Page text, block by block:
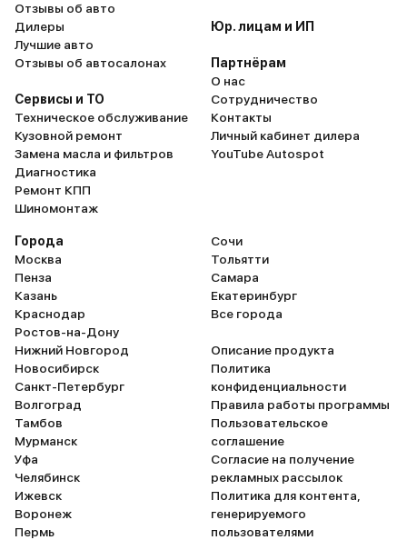
Отзывы об авто
Дилеры
Лучшие авто
Отзывы об автосалонах
Сервисы и ТО
Техническое обслуживание
Кузовной ремонт
Замена масла и фильтров
Диагностика
Ремонт КПП
Шиномонтаж
Юр. лицам и ИП
Партнёрам
О нас
Сотрудничество
Контакты
Личный кабинет дилера
YouTube Autospot
Города
Москва
Пенза
Казань
Краснодар
Ростов-на-Дону
Нижний Новгород
Новосибирск
Санкт-Петербург
Волгоград
Тамбов
Мурманск
Уфа
Челябинск
Ижевск
Воронеж
Пермь
Сочи
Тольятти
Самара
Екатеринбург
Все города
Описание продукта
Политика
конфиденциальности
Правила работы программы
Пользовательское
соглашение
Согласие на получение
рекламных рассылок
Политика для контента,
генерируемого
пользователями